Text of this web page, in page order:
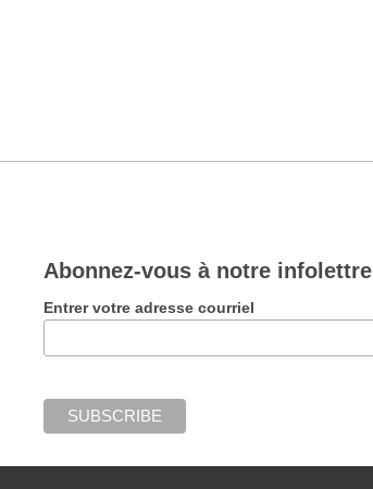
Abonnez-vous à notre infolettre
Entrer votre adresse courriel